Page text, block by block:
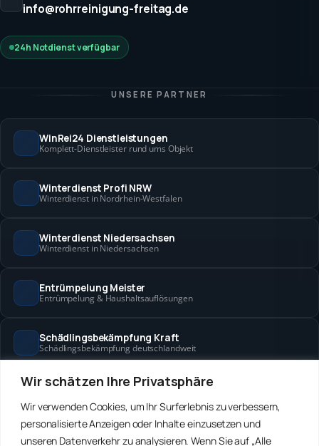
Wir schätzen Ihre Privatsphäre
Wir verwenden Cookies, um Ihr Surferlebnis zu verbessern,
personalisierte Anzeigen oder Inhalte einzusetzen und
unseren Datenverkehr zu analysieren. Wenn Sie auf „Alle
info@rohrreinigung-freitag.de
24h Notdienst verfügbar
UNSERE PARTNER
WinRei24 Dienstleistungen
Komplett-Dienstleister rund ums Objekt
Winterdienst Profi NRW
Winterdienst in Nordrhein-Westfalen
Winterdienst Niedersachsen
Winterdienst in Niedersachsen
Entrümpelung Meister
Entrümpelung & Haushaltsauflösungen
Schädlingsbekämpfung Kraft
Schädlingsbekämpfung deutschlandweit
Hanse Objektservice
Winterdienst Hansa